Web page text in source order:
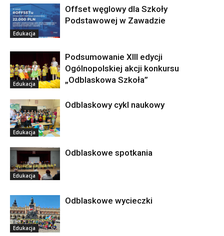
Edukacja
Offset węglowy dla Szkoły
Podstawowej w Zawadzie
Edukacja
Podsumowanie XIII edycji
Ogólnopolskiej akcji konkursu
„Odblaskowa Szkoła”
Edukacja
Odblaskowy cykl naukowy
Edukacja
Odblaskowe spotkania
Edukacja
Odblaskowe wycieczki